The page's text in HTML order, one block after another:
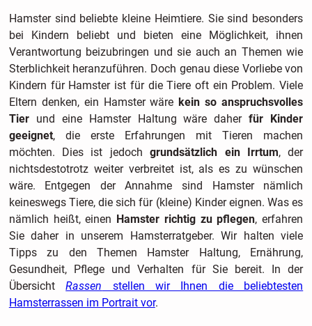
Hamster sind beliebte kleine Heimtiere. Sie sind besonders
bei Kindern beliebt und bieten eine Möglichkeit, ihnen
Verantwortung beizubringen und sie auch an Themen wie
Sterblichkeit heranzuführen. Doch genau diese Vorliebe von
Kindern für Hamster ist für die Tiere oft ein Problem. Viele
Eltern denken, ein Hamster wärekein so anspruchsvolles
Tierund eine Hamster Haltung wäre daherfür Kinder
geeignet, die erste Erfahrungen mit Tieren machen
möchten. Dies ist jedochgrundsätzlich ein Irrtum, der
nichtsdestotrotz weiter verbreitet ist, als es zu wünschen
wäre. Entgegen der Annahme sind Hamster nämlich
keineswegs Tiere, die sich für (kleine) Kinder eignen. Was es
nämlich heißt, einen Hamster richtig zu pflegen, erfahren
Sie daher in unserem Hamsterratgeber. Wir halten viele
Tipps zu den Themen Hamster Haltung, Ernährung,
Gesundheit, Pflege und Verhalten für Sie bereit. In der
ÜbersichtRassen stellen wir Ihnen die beliebtesten
Hamsterrassen im Portrait vor.